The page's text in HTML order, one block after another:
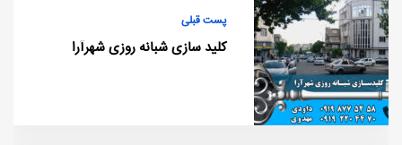
پست قبلی
کلید سازی شبانه روزی شهرآرا